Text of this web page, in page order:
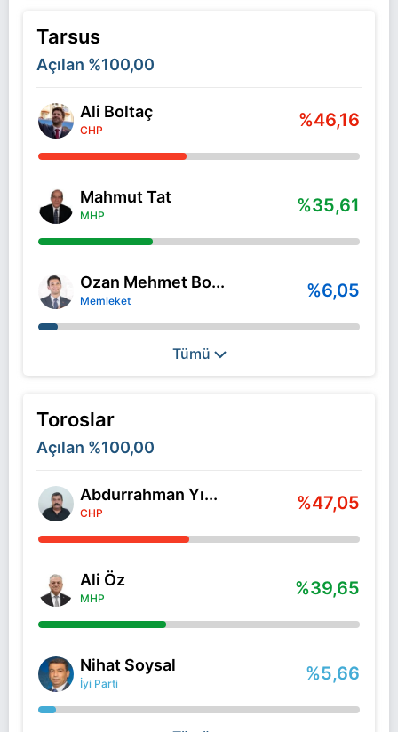
Tarsus
Açılan %100,00
Ali Boltaç
CHP %46,16
Mahmut Tat
MHP %35,61
Ozan Mehmet Bo...
Memleket %6,05
Tümü
Toroslar
Açılan %100,00
Abdurrahman Yı...
CHP %47,05
Ali Öz
MHP %39,65
Nihat Soysal
İyi Parti %5,66